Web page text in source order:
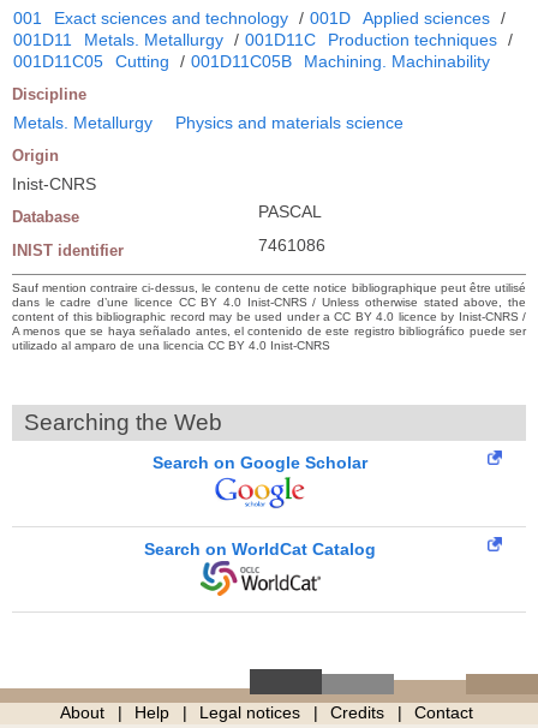
001 Exact sciences and technology / 001D Applied sciences /
001D11
Metals. Metallurgy / 001D11C Production techniques /
001D11C05
Cutting / 001D11C05B Machining. Machinability
Discipline
Metals. Metallurgy Physics and materials science
Origin
Inist-CNRS
Database PASCAL
INIST identifier 7461086
Sauf mention contraire ci-dessus, le contenu de cette notice bibliographique peut être utilisé
dans le cadre d’une licence CC BY 4.0 Inist-CNRS / Unless otherwise stated above, the
content of this bibliographic record may be used under a CC BY 4.0 licence by Inist-CNRS /
A menos que se haya señalado antes, el contenido de este registro bibliográfico puede ser
utilizado al amparo de una licencia CC BY 4.0 Inist-CNRS
Searching the Web
Search on Google Scholar
Search on WorldCat Catalog
About Help Legal notices Credits Contact